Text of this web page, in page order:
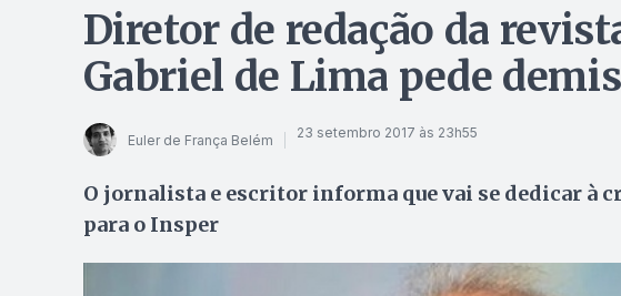
Diretor de redação da
Gabriel de Lima pede
Euler de França Belém 23 setembro 2017 às 23h55
O jornalista e escritor informa que vai se dedicar à
para o Insper